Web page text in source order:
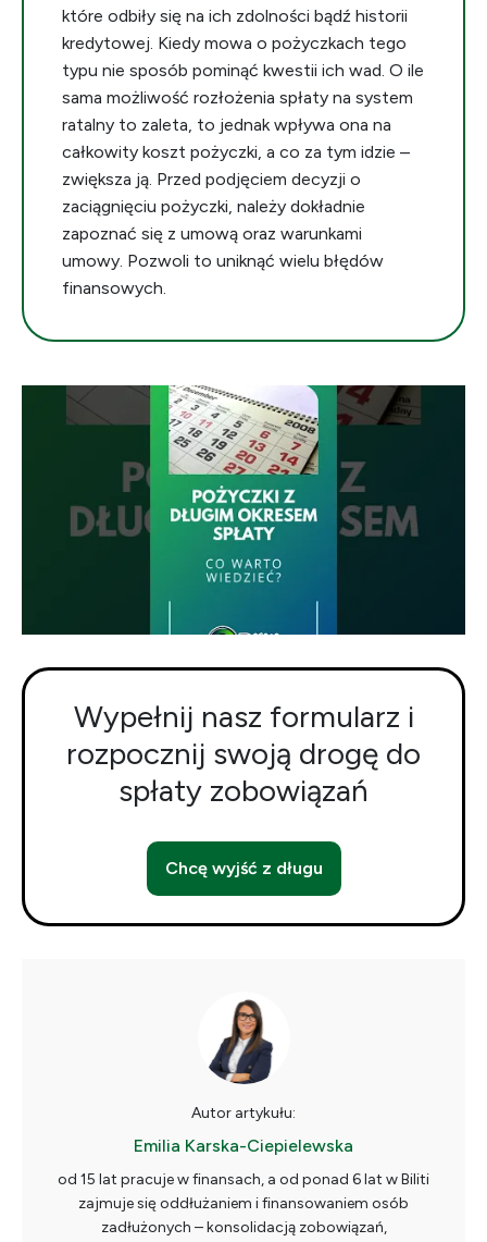
które odbiły się na ich zdolności bądź historii
kredytowej. Kiedy mowa o pożyczkach tego
typu nie sposób pominąć kwestii ich wad. O ile
sama możliwość rozłożenia spłaty na system
ratalny to zaleta, to jednak wpływa ona na
całkowity koszt pożyczki, a co za tym idzie –
zwiększa ją. Przed podjęciem decyzji o
zaciągnięciu pożyczki, należy dokładnie
zapoznać się z umową oraz warunkami
umowy. Pozwoli to uniknąć wielu błędów
finansowych.
Wypełnij nasz formularz i
rozpocznij swoją drogę do
spłaty zobowiązań
Chcę wyjść z długu
Autor artykułu:
Emilia Karska-Ciepielewska
od 15 lat pracuje w finansach, a od ponad 6 lat w Biliti
zajmuje się oddłużaniem i finansowaniem osób
zadłużonych – konsolidacją zobowiązań,